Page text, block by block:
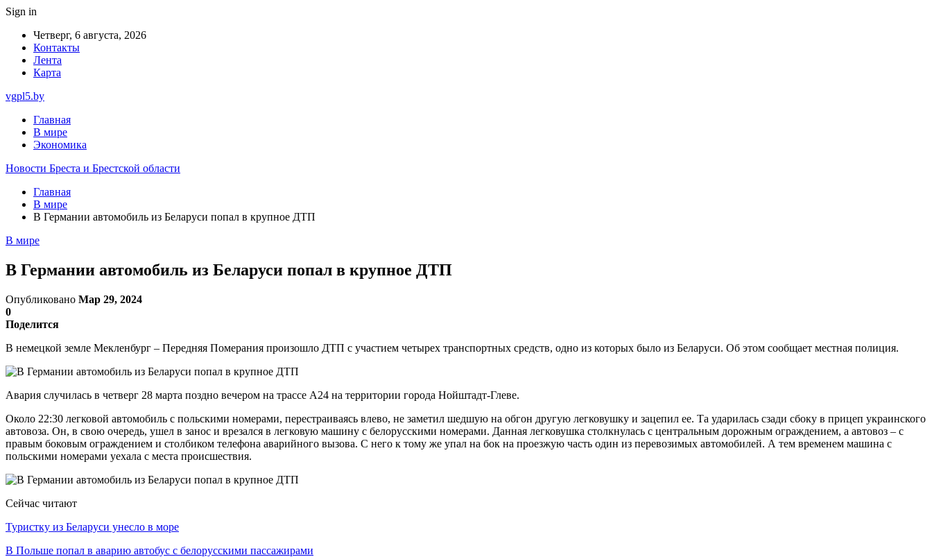
Sign in
Четверг, 6 августа, 2026
Контакты
Лента
Карта
vgpl5.by
Главная
В мире
Экономика
Новости Бреста и Брестской области
Главная
В мире
В Германии автомобиль из Беларуси попал в крупное ДТП
В мире
В Германии автомобиль из Беларуси попал в крупное ДТП
Опубликовано Мар 29, 2024
0
Поделится
В немецкой земле Мекленбург – Передняя Померания произошло ДТП с участием четырех транспортных средств, одно из которых было из Беларуси. Об этом сообщает местная полиция.
Авария случилась в четверг 28 марта поздно вечером на трассе А24 на территории города Нойштадт-Глеве.
Около 22:30 легковой автомобиль с польскими номерами, перестраиваясь влево, не заметил шедшую на обгон другую легковушку и зацепил ее. Та ударилась сзади сбоку в прицеп украинского
автовоза. Он, в свою очередь, ушел в занос и врезался в легковую машину с белорусскими номерами. Данная легковушка столкнулась с центральным дорожным ограждением, а автовоз – с
правым боковым ограждением и столбиком телефона аварийного вызова. С него к тому же упал на бок на проезжую часть один из перевозимых автомобилей. А тем временем машина с
польскими номерами уехала с места происшествия.
Сейчас читают
Туристку из Беларуси унесло в море
В Польше попал в аварию автобус с белорусскими пассажирами